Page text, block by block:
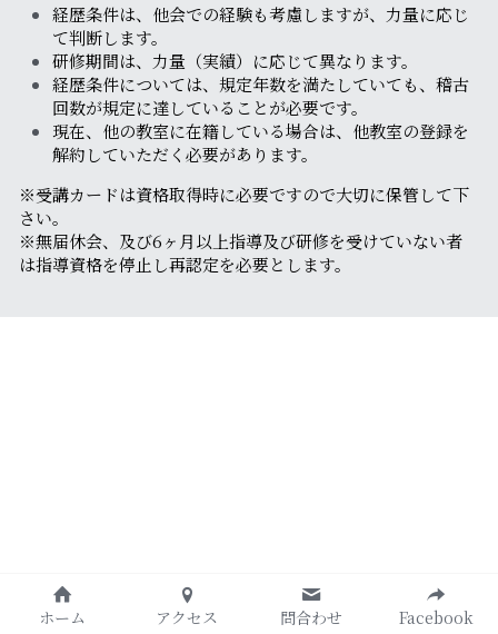
経歴条件は、他会での経験も考慮しますが、力量に応じ
て判断します。
研修期間は、力量（実績）に応じて異なります。
経歴条件については、規定年数を満たしていても、稽古
回数が規定に達していることが必要です。
現在、他の教室に在籍している場合は、他教室の登録を
解約していただく必要があります。
※受講カードは資格取得時に必要ですので大切に保管して下
さい。
※無届休会、及び6ヶ月以上指導及び研修を受けていない者
は指導資格を停止し再認定を必要とします。
ホーム アクセス 問合わせ Facebook